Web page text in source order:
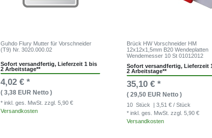
Guhdo Flury Mutter für Vorschneider
(T9) Nr. 3020.000.02
Sofort versandfertig, Lieferzeit 1 bis
2 Arbeitstage**
4,02 € *
( 3,38 EUR Netto )
* inkl. ges. MwSt.zzgl. 5,90 €
Versandkosten
Brück HW Vorschneider HM
12x12x1,5mm B20 Wendeplatten
Wendemesser 10 St 01012012
Sofort versandfertig, Lieferzeit
2 Arbeitstage**
35,10 € *
( 29,50 EUR Netto )
10 Stück
| 3,51 € / Stück
* inkl. ges. MwSt. zzgl. 5,90 €
Versandkosten